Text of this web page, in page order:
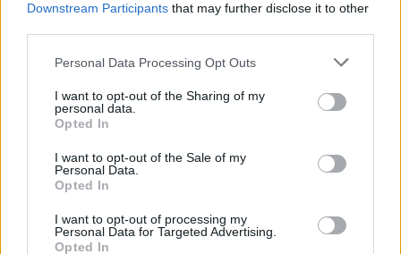
Downstream Participants that may further disclose it to other
Please note that this website/app uses one or more Google
not limited to your visit or usage behaviour. You may click to
grant or deny consent to Google and its third-party tags to
use your data for below specified purposes in below Google
consent section.
Personal Data Processing Opt Outs
I want to opt-out of the Sharing of my
personal data.
Opted In
I want to opt-out of the Sale of my
Personal Data.
Opted In
I want to opt-out of processing my
Personal Data for Targeted Advertising.
Opted In
Continua a leggere
BASKET